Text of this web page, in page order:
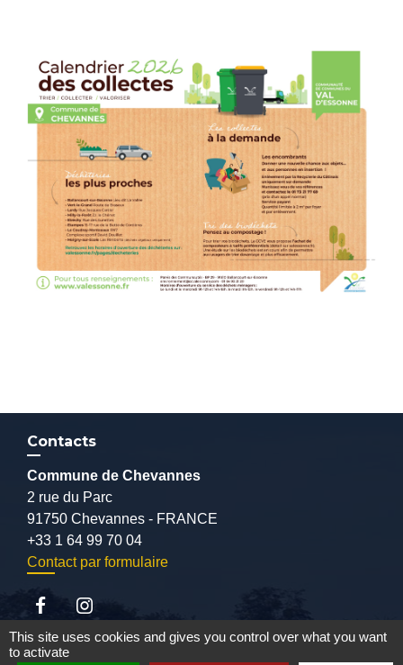
Contacts
Commune de Chevannes
2 rue du Parc
91750 Chevannes - FRANCE
+33 1 64 99 70 04
Contact par formulaire
This site uses cookies and gives you control over what you want
to activate